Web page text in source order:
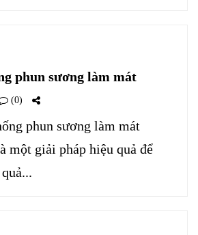
phun sương làm mát
(0)
phun sương làm mát
một giải pháp hiệu quả để